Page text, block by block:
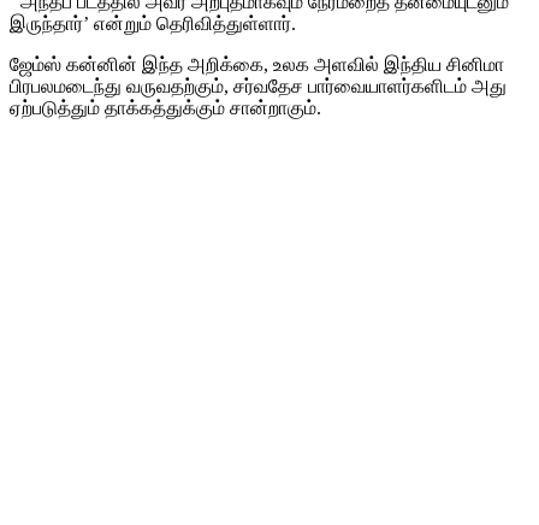
இருந்தார்’ என்றும் தெரிவித்துள்ளார்.
ஜேம்ஸ் கன்னின் இந்த அறிக்கை, உலக அளவில் இந்திய சினிமா
பிரபலமடைந்து வருவதற்கும், சர்வதேச பார்வையாளர்களிடம் அது
ஏற்படுத்தும் தாக்கத்துக்கும் சான்றாகும்.